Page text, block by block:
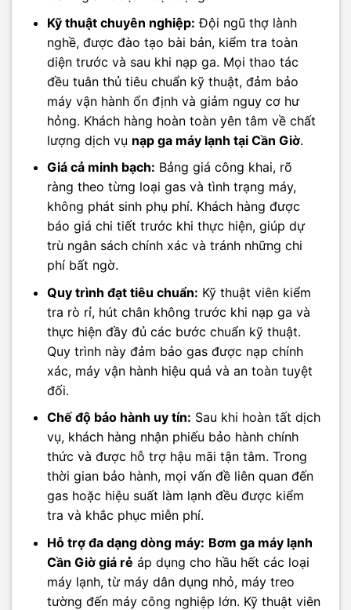
Kỹ thuật chuyên nghiệp: Đội ngũ thợ lành
nghề, được đào tạo bài bản, kiểm tra toàn
diện trước và sau khi nạp ga. Mọi thao tác
đều tuân thủ tiêu chuẩn kỹ thuật, đảm bảo
máy vận hành ổn định và giảm nguy cơ hư
hỏng. Khách hàng hoàn toàn yên tâm về chất
lượng dịch vụ nạp ga máy lạnh tại Cần Giờ.
Giá cả minh bạch: Bảng giá công khai, rõ
ràng theo từng loại gas và tình trạng máy,
không phát sinh phụ phí. Khách hàng được
báo giá chi tiết trước khi thực hiện, giúp dự
trù ngân sách chính xác và tránh những chi
phí bất ngờ.
Quy trình đạt tiêu chuẩn: Kỹ thuật viên kiểm
tra rò rỉ, hút chân không trước khi nạp ga và
thực hiện đầy đủ các bước chuẩn kỹ thuật.
Quy trình này đảm bảo gas được nạp chính
xác, máy vận hành hiệu quả và an toàn tuyệt
đối.
Chế độ bảo hành uy tín: Sau khi hoàn tất dịch
vụ, khách hàng nhận phiếu bảo hành chính
thức và được hỗ trợ hậu mãi tận tâm. Trong
thời gian bảo hành, mọi vấn đề liên quan đến
gas hoặc hiệu suất làm lạnh đều được kiểm
tra và khắc phục miễn phí.
Hỗ trợ đa dạng dòng máy: Bơm ga máy lạnh
Cần Giờ giá rẻ áp dụng cho hầu hết các loại
máy lạnh, từ máy dân dụng nhỏ, máy treo
tường đến máy công nghiệp lớn. Kỹ thuật viên